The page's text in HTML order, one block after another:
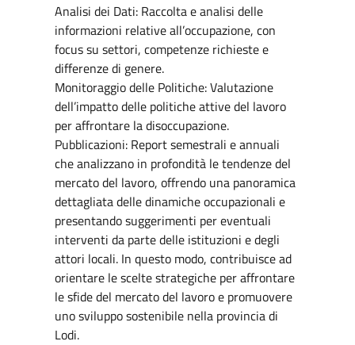
Analisi dei Dati: Raccolta e analisi delle
informazioni relative all’occupazione, con
focus su settori, competenze richieste e
differenze di genere.
Monitoraggio delle Politiche: Valutazione
dell’impatto delle politiche attive del lavoro
per affrontare la disoccupazione.
Pubblicazioni: Report semestrali e annuali
che analizzano in profondità le tendenze del
mercato del lavoro, offrendo una panoramica
dettagliata delle dinamiche occupazionali e
presentando suggerimenti per eventuali
interventi da parte delle istituzioni e degli
attori locali. In questo modo, contribuisce ad
orientare le scelte strategiche per affrontare
le sfide del mercato del lavoro e promuovere
uno sviluppo sostenibile nella provincia di
Lodi.